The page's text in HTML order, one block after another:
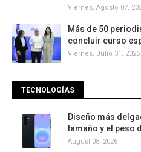
Viernes, Agosto 07,
Más de 50
concluir curso
Viernes, Julio 31, 2026
TECNOLOGÍAS
Diseño más
tamaño y el peso
August 08, 2026